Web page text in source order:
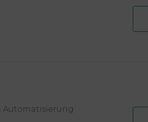
Automatisierung